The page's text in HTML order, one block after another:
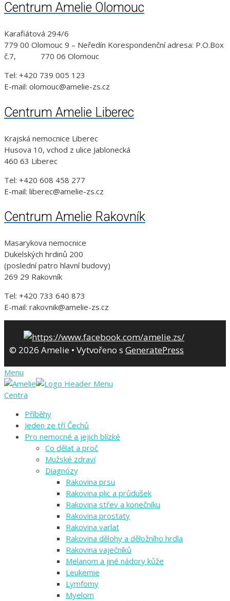
Centrum Amelie Olomouc
Karafiátová 294/6
779 00 Olomouc 9 – Neředín Korespondenční adresa: P.O.Box
č.7, 770 06 Olomouc
Tel: +420 739 005 123
E-mail: olomouc@amelie-zs.cz
Centrum Amelie Liberec
Krajská nemocnice Liberec
Husova 10, vchod z ulice Jablonecká
460 63 Liberec
Tel: +420 608 458 277
E-mail: liberec@amelie-zs.cz
Centrum Amelie Rakovník
Masarykova nemocnice
Dukelských hrdinů 200
(poslední patro hlavní budovy)
269 29 Rakovník
Tel: +420 733 640 873
E-mail: rakovnik@amelie-zs.cz
© 2026 Amelie • Vytvořeno s GeneratePress
Menu
Centra
Příběhy
Jeden ze tří Čechů
Pro nemocné a jejich blízké
Co dělat a proč
Mužské zdraví
Diagnózy
Rakovina prsu
Rakovina plic a průdušek
Rakovina střev a konečníku
Rakovina prostaty
Rakovina varlat
Rakovina dělohy a děložního hrdla
Rakovina vaječníků
Melanom a jiné nádory kůže
Leukemie
Lymfomy
Myelom